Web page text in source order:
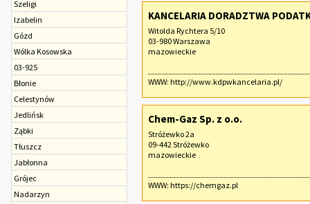
Szeligi
Izabelin
Gózd
Wólka Kosowska
03-925
Błonie
Celestynów
Jedlińsk
Ząbki
Tłuszcz
Jabłonna
Grójec
Nadarzyn
KANCELARIA DORADZTWA
Witolda Rychtera 5/10
03-980 Warszawa
mazowieckie
WWW: http://www.kdpwkancelaria.pl/
Chem-Gaz Sp. z o.o.
Stróżewko 2a
09-442 Stróżewko
mazowieckie
WWW: https://chemgaz.pl